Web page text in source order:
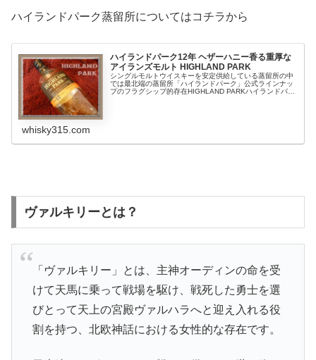
ハイランドパーク蒸留所についてはコチラから
ハイランドパーク12年 ヘザーハニー香る重厚な
アイランズモルト HIGHLAND PARK
シングルモルトウイスキーを安定供給している蒸留所の中
では最北端の蒸留所「ハイランドパーク」公式ラインナッ
プのフラグシップ的存在HIGHLAND PARKハイランドパー
whisky315.com
ヴァルキリーとは？
「ヴァルキリー」とは、主神オーディンの命を受
けて天馬に乗って戦場を駆け、戦死した勇士を選
びとって天上の宮殿ヴァルハラへと迎え入れる役
割を持つ、北欧神話における女性的な存在です。